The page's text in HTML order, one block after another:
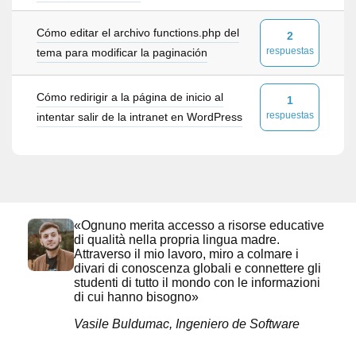
Cómo editar el archivo functions.php del
tema para modificar la paginación
2
respuestas
Cómo redirigir a la página de inicio al
intentar salir de la intranet en WordPress
1
respuestas
«Ognuno merita accesso a risorse educative
di qualità nella propria lingua madre.
Attraverso il mio lavoro, miro a colmare i
divari di conoscenza globali e connettere gli
studenti di tutto il mondo con le informazioni
di cui hanno bisogno»
Vasile Buldumac, Ingeniero de Software